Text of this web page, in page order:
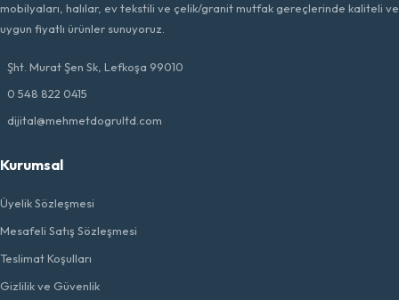
mobilyaları, halılar, ev tekstili ve çelik/granit mutfak gereçlerinde kaliteli ve
uygun fiyatlı ürünler sunuyoruz.
Şht. Murat Şen Sk, Lefkoşa 99010
0 548 822 0415
dijital@mehmetdogrultd.com
Kurumsal
Üyelik Sözleşmesi
Mesafeli Satış Sözleşmesi
Teslimat Koşulları
Gizlilik ve Güvenlik